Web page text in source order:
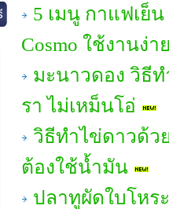
5 เมนู กาแฟเย็น
Cosmo ใช้งานง่
มะนาวดอง วิธี
รา ไม่เหม็นโอ่
วิธีทำไข่ดาวด้ว
ต้องใช้น้ำมัน
ปลาทูผัดใบโหร